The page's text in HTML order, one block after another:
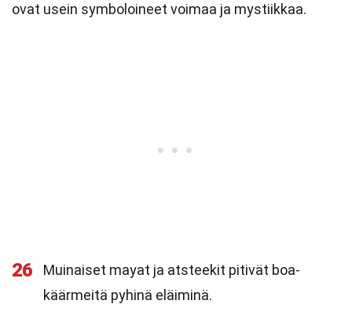
ovat usein symboloineet voimaa ja mystiikkaa.
26
Muinaiset mayat ja atsteekit pitivät boa-
käärmeitä pyhinä eläiminä.